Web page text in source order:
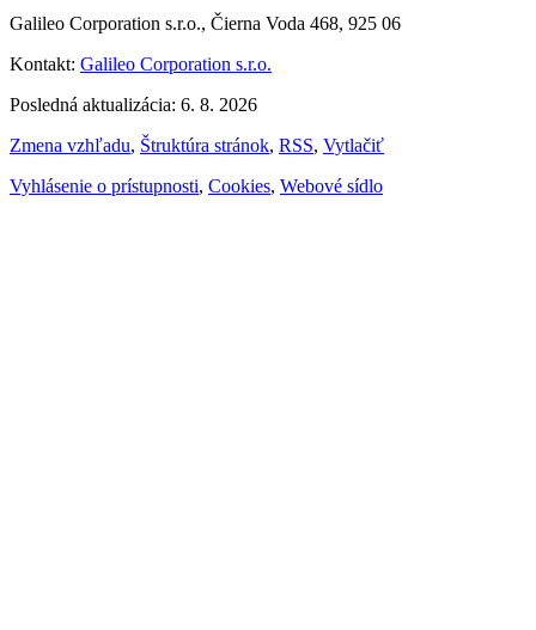
Galileo Corporation s.r.o., Čierna Voda 468, 925 06
Kontakt: Galileo Corporation s.r.o.
Posledná aktualizácia: 6. 8. 2026
Zmena vzhľadu, Štruktúra stránok, RSS, Vytlačiť
Vyhlásenie o prístupnosti, Cookies, Webové sídlo